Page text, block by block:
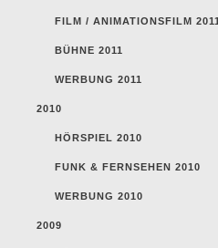
FILM / ANIMATIONSFILM 2011
BÜHNE 2011
WERBUNG 2011
2010
HÖRSPIEL 2010
FUNK & FERNSEHEN 2010
WERBUNG 2010
2009